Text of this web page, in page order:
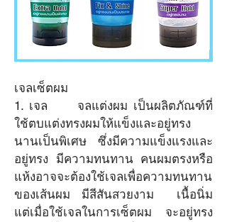
เจลเซ็ตผม
1. เจล 	จลแต่งผม เป็นผลิตภัณฑ์ที่
ใช้ตบแต่งทรงผมให้แข็งและอยู่ทรง
นานเป็นพิเศษ ซึ่งมีความแข็งแรงและ
อยู่ทรง มีความทนทาน คนผมตรงหรือ
แห้งอาจจะต้องใช้เจลเพื่อความทนทาน
ของเส้นผม มีสีสันสวยงาม  เนื้อนิ่ม
แต่เมื่อใช้เจลในการเซ็ตผม จะอยู่ทรง